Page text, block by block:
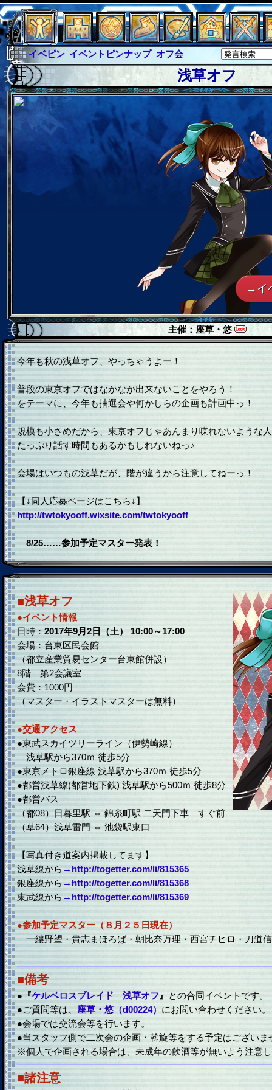
イベピン イベントピンナップ オフ会
グラシャ
グラシャ・ラボラス
グローバルジャスティス サイキックハーツ
サイキックハーツ大戦
シュラウド
ソロモン
ファイナル
アブソーバー
浅草オフ
→イ
主催： 座草・悠
今年も秋の浅草オフ、やっちゃうよー！
普段の東京オフではなかなか出来ないことをやろう！
をテーマに、今年も抽選会や何かしらの企画も計画中っ！
規模も小さめだから、東京オフじゃあんまり喋れないような
たっぷり話す時間もあるかもしれないねっ♪
会場はいつもの浅草だが、階が違うから注意してねーっ！
【↓同人応募ページはこちら↓】
http://twtokyooff.wixsite.com/twtokyooff
8/25……参加予定マスター発表！
■浅草オフ
●イベント情報
日時：2017年9月2日（土） 10:00～17:00
会場：台東区民会館
（都立産業貿易センター台東館併設）
8階 第2会議室
会費：1000円
（マスター・イラストマスターは無料）
●交通アクセス
●東武スカイツリーライン（伊勢崎線）
浅草駅から370ｍ 徒歩5分
●東京メトロ銀座線 浅草駅から370ｍ 徒歩5分
●都営浅草線(都営地下鉄) 浅草駅から500ｍ 徒歩8分
●都営バス
（都08）日暮里駅 ⇔ 錦糸町駅 二天門下車 すぐ前
（草64）浅草雷門 ⇔ 池袋駅東口
【写真付き道案内掲載してます】
浅草線から→http://togetter.com/li/815365
銀座線から →http://togetter.com/li/815368
東武線から→http://togetter.com/li/815369
●参加予定マスター（８月２５日現在）
一縷野望・貴志まほろば・朝比奈万理・西宮チヒロ・刀道
■備考
●『ケルベロスブレイド 浅草オフ 』 との合同イベントです。
●ご質問等は、 座草・悠（d00224） にお問い合わせください。
●会場では交流会等を行います。
●当スタッフ側で二次会の企画・斡旋等をする予定はございま
※個人で企画される場合は、未成年の飲酒等が無いよう注意
■諸注意